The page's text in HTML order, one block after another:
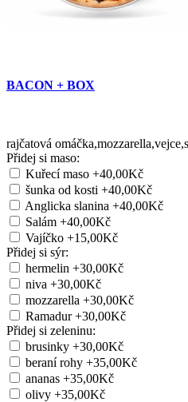
BACON + BOX
rajčatová
Přidej si maso:
Kuřecí maso +40,00Kč
šunka od kosti +40,00Kč
Anglicka slanina +40,00Kč
Salám +40,00Kč
Vajíčko +15,00Kč
Přidej si sýr:
hermelin +30,00Kč
niva +30,00Kč
mozzarella +30,00Kč
Ramadur +30,00Kč
Přidej si zeleninu:
brusinky +30,00Kč
beraní rohy +35,00Kč
ananas +35,00Kč
olivy +35,00Kč